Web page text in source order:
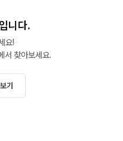
니다.
요!
서 찾아보세요.
기